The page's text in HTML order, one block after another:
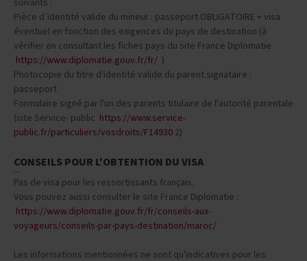
suivants :
Pièce d’identité valide du mineur : passeport OBLIGATOIRE + visa
éventuel en fonction des exigences du pays de destination (à
vérifier en consultant les fiches pays du site France Diplomatie
https://www.diplomatie.gouv.fr/fr/ )
Photocopie du titre d'identité valide du parent signataire :
passeport
Formulaire signé par l'un des parents titulaire de l'autorité parentale
(site Service- public https://www.service-
CONSEILS POUR L'OBTENTION DU VISA
Pas de visa pour les ressortissants français.
Vous pouvez aussi consulter le site France Diplomatie :
https://www.diplomatie.gouv.fr/fr/conseils-aux-